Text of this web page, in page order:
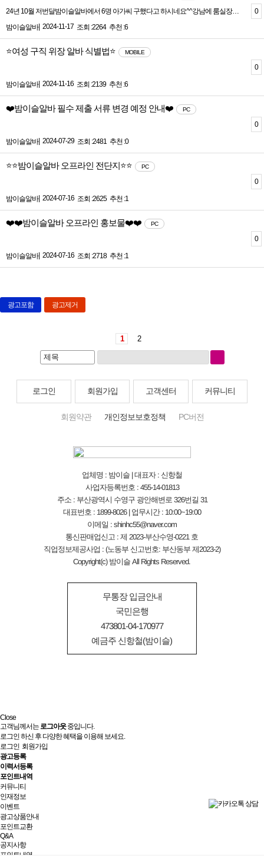
24년 10월 저번달밤이슬알바에서 6명 아가씨 구했다고 하시네요^^강남에 룸실장님요고맙다고 카톡 인증 캡쳐 보내 주셨어요~그래서 특수배너도 신청 하시기로 하셨습니다!
밤이슬알바| 2024-11-17 조회 :2264 추천 :6
0
⭐여성 구직 위장 알바 식별법⭐ MOBILE
밤이슬알바| 2024-11-16 조회 :2139 추천 :6
0
❤️밤이슬알바 필수 제출 서류 변경 예정 안내❤️ PC
밤이슬알바| 2024-07-29 조회 :2481 추천 :0
0
⭐⭐밤이슬알바 오프라인 전단지⭐⭐ PC
밤이슬알바| 2024-07-16 조회 :2625 추천 :1
0
❤️❤️밤이슬알바 오프라인 홍보물❤️❤️ PC
밤이슬알바| 2024-07-16 조회 :2718 추천 :1
0
광고포함 광고제거
1 2
로그인 회원가입 고객센터 커뮤니티
회원약관 개인정보보호정책 PC버전
업체명 : 밤이슬 | 대표자 : 신항철
사업자등록번호 : 455-14-01813
주소 : 부산광역시 수영구 광안해변로 326번길 31
대표번호 : 1899-8026 | 업무시간 : 10:00~19:00
이메일 : shinhc55@naver.com
통신판매업신고 : 제 2023-부산수영-0221 호
직업정보제공사업 : (노동부 신고번호: 부산동부 제2023-2)
Copyright(c) 밤이슬 All Rights Reserved.
무통장 입금안내
국민은행
473801-04-170977
예금주 신항철(밤이슬)
Close
고객님께서는로그아웃중입니다.
로그인 하신 후 다양한 혜택을 이용해 보세요.
로그인 회원가입
광고등록
이력서등록
포인트내역
커뮤니티
인재정보
이벤트
광고상품안내
포인트교환
Q&A
공지사항
포인트내역